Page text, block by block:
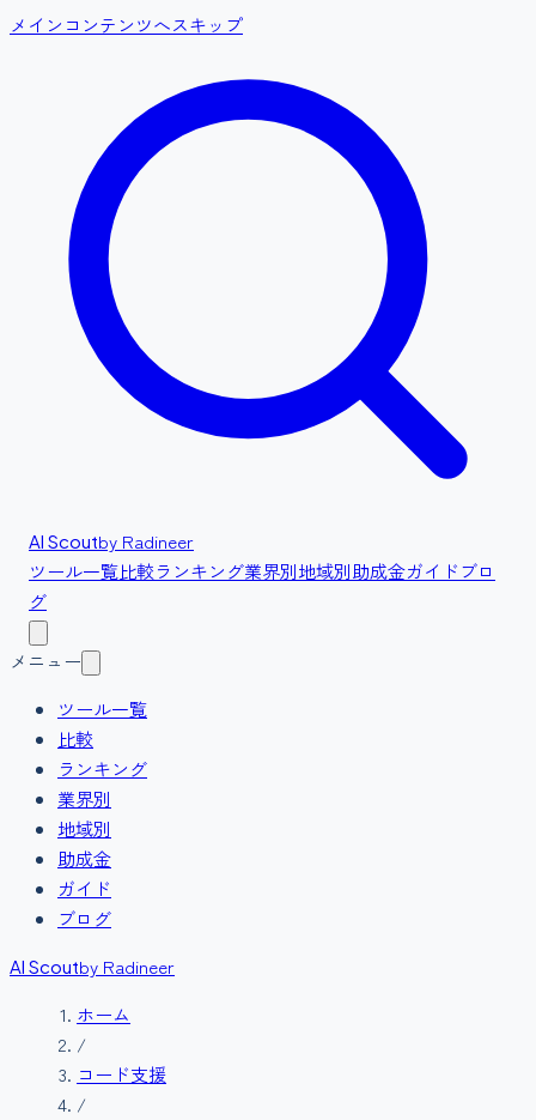
メインコンテンツへスキップ
AI Scoutby Radineer
ツール一覧比較ランキング業界別地域別助成金ガイドブロ
グ
メニュー
ツール一覧
比較
ランキング
業界別
地域別
助成金
ガイド
ブログ
AI Scoutby Radineer
ホーム
/
コード支援
/